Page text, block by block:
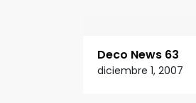
Deco News 63
diciembre 1, 2007